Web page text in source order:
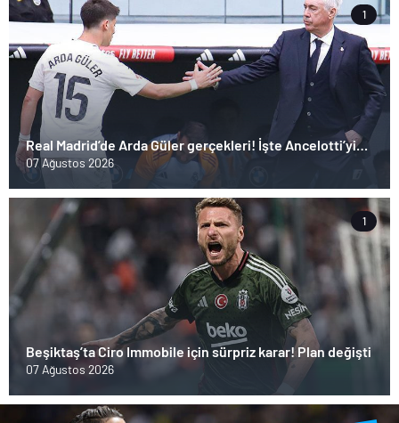
1
Real Madrid’de Arda Güler gerçekleri! İşte Ancelotti’yi
yol ayrımına götüren sebepler
07 Ağustos 2026
1
Beşiktaş’ta Ciro Immobile için sürpriz karar! Plan değişti
07 Ağustos 2026